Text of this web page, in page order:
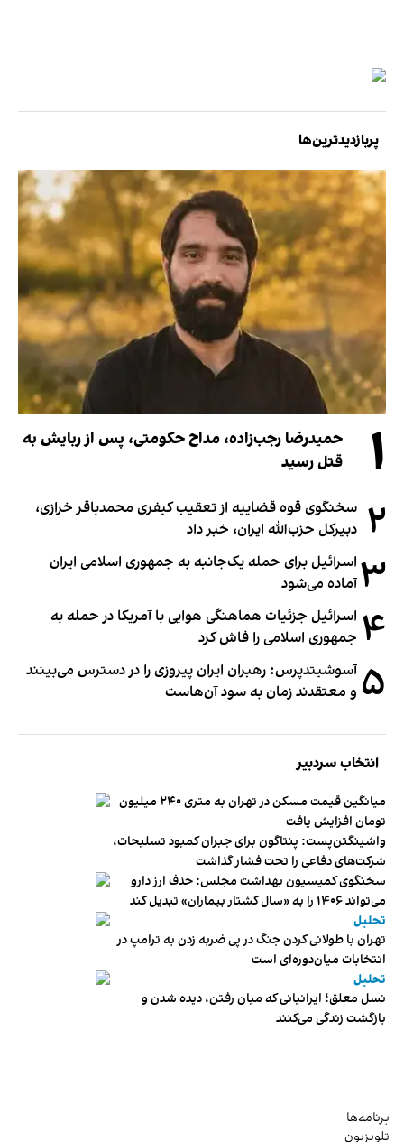
پربازدیدترین‌ها
۱
حمیدرضا رجب‌زاده، مداح حکومتی، پس از ربایش به
قتل رسید
۲ سخنگوی قوه قضاییه از تعقیب کیفری محمدباقر خرازی،
دبیر‌کل حزب‌الله ایران، خبر داد
۳ اسرائیل برای حمله یک‌جانبه به جمهوری اسلامی ایران
آماده می‌شود
۴ اسرائیل جزئیات هماهنگی هوایی با آمریکا در حمله به
جمهوری اسلامی را فاش کرد
۵ آسوشیتدپرس: رهبران ایران پیروزی را در دسترس می‌بینند
و معتقدند زمان به سود آن‌هاست
انتخاب سردبیر
میانگین قیمت مسکن در تهران به متری ۲۴۰ میلیون
تومان افزایش یافت
واشینگتن‌پست: پنتاگون برای جبران کمبود تسلیحات،
شرکت‌های دفاعی را تحت فشار گذاشت
سخنگوی کمیسیون بهداشت مجلس: حذف ارز دارو
می‌تواند ۱۴۰۶ را به «سال کشتار بیماران» تبدیل کند
تحلیل
تهران با طولانی کردن جنگ در پی ضربه زدن به ترامپ در
انتخابات میان‌دوره‌ای است
تحلیل
نسل معلق؛ ایرانیانی که میان رفتن، دیده شدن و
بازگشت زندگی می‌کنند
برنامه‌ها
تلویزیون